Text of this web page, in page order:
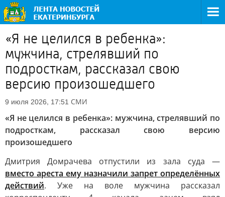
«Я не целился в ребенка»:
мужчина, стрелявший по
подросткам, рассказал свою
версию произошедшего
9 июля 2026, 17:51 СМИ
«Я не целился в ребенка»: мужчина, стрелявший по
подросткам, рассказал свою версию
произошедшего
Дмитрия Домрачева отпустили из зала суда —
вместо ареста ему назначили запрет определённых
действий. Уже на воле мужчина рассказал